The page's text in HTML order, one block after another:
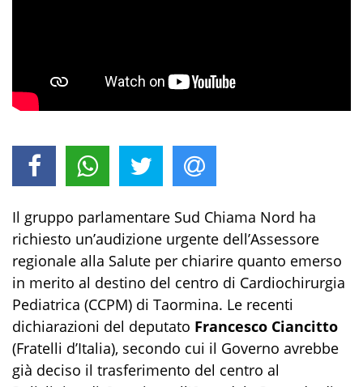
Il gruppo parlamentare Sud Chiama Nord ha
richiesto un’audizione urgente dell’Assessore
regionale alla Salute per chiarire quanto emerso
in merito al destino del centro di Cardiochirurgia
Pediatrica (CCPM) di Taormina. Le recenti
dichiarazioni del deputato Francesco Ciancitto
(Fratelli d’Italia), secondo cui il Governo avrebbe
già deciso il trasferimento del centro al